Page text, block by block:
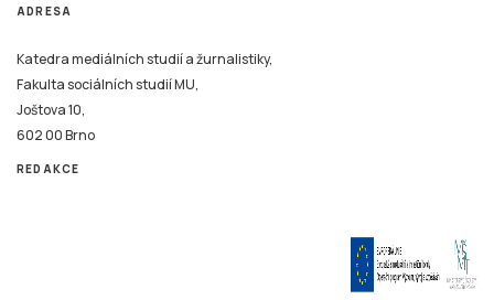
ADRESA
Katedra mediálních studií a žurnalistiky,
Fakulta sociálních studií MU,
Joštova 10,
602 00 Brno
REDAKCE